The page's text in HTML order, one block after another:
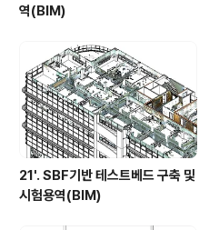
역(BIM)
21'. SBF기반 테스트베드 구축 및
시험용역(BIM)